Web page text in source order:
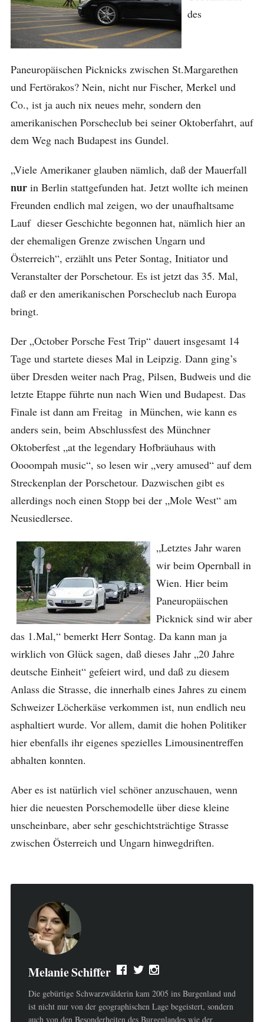
des
Paneuropäischen Picknicks zwischen St.Margarethen
und Fertörakos? Nein, nicht nur Fischer, Merkel und
Co., ist ja auch nix neues mehr, sondern den
amerikanischen Porscheclub bei seiner Oktoberfahrt, auf
dem Weg nach Budapest ins Gundel.
„Viele Amerikaner glauben nämlich, daß der Mauerfall
nurin Berlin stattgefunden hat. Jetzt wollte ich meinen
Freunden endlich mal zeigen, wo der unaufhaltsame
Lauf dieser Geschichte begonnen hat, nämlich hier an
der ehemaligen Grenze zwischen Ungarn und
Österreich“, erzählt uns Peter Sontag, Initiator und
Veranstalter der Porschetour. Es ist jetzt das 35. Mal,
daß er den amerikanischen Porscheclub nach Europa
bringt.
Der „October Porsche Fest Trip“ dauert insgesamt 14
Tage und startete dieses Mal in Leipzig. Dann ging’s
über Dresden weiter nach Prag, Pilsen, Budweis und die
letzte Etappe führte nun nach Wien und Budapest. Das
Finale ist dann am Freitag in München, wie kann es
anders sein, beim Abschlussfest des Münchner
Oktoberfest „at the legendary Hofbräuhaus with
Oooompah music“, so lesen wir „very amused“ auf dem
Streckenplan der Porschetour. Dazwischen gibt es
allerdings noch einen Stopp bei der „Mole West“ am
Neusiedlersee.
„Letztes Jahr waren
wir beim Opernball in
Wien. Hier beim
Paneuropäischen
Picknick sind wir aber
das 1.Mal,“ bemerkt Herr Sontag. Da kann man ja
wirklich von Glück sagen, daß dieses Jahr „20 Jahre
deutsche Einheit“ gefeiert wird, und daß zu diesem
Anlass die Strasse, die innerhalb eines Jahres zu einem
Schweizer Löcherkäse verkommen ist, nun endlich neu
asphaltiert wurde. Vor allem, damit die hohen Politiker
hier ebenfalls ihr eigenes spezielles Limousinentreffen
abhalten konnten.
Aber es ist natürlich viel schöner anzuschauen, wenn
hier die neuesten Porschemodelle über diese kleine
unscheinbare, aber sehr geschichtsträchtige Strasse
zwischen Österreich und Ungarn hinwegdriften.
Melanie Schiffer
Die gebürtige Schwarzwälderin kam 2005 ins Burgenland und
ist nicht nur von der geographischen Lage begeistert, sondern
auch von den Besonderheiten des Burgenlandes wie der